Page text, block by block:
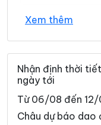
Xã Nậm Sỏ
Xã Pa Tần
Xã Pắc Ta
Xã Pu Sam Cáp
Xã Sin Suối Hồ
Xem thêm
Nhận định thời
ngày tới
Từ 06/08 đến 12/
Châu dự báo dao